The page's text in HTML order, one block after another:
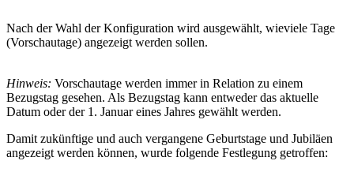
Nach der Wahl der Konfiguration wird ausgewählt, wieviele Tage
(Vorschautage) angezeigt werden sollen.
Hinweis: Vorschautage werden immer in Relation zu einem
Bezugstag gesehen. Als Bezugstag kann entweder das aktuelle
Datum oder der 1. Januar eines Jahres gewählt werden.
Damit zukünftige und auch vergangene Geburtstage und Jubiläen
angezeigt werden können, wurde folgende Festlegung getroffen: